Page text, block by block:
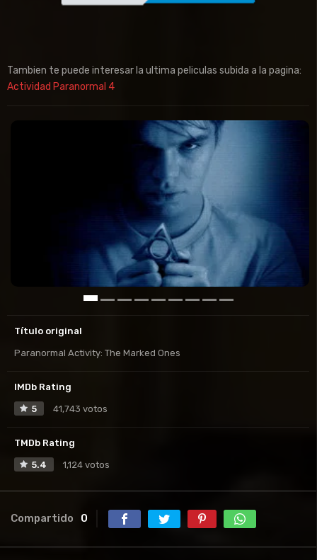
Tambien te puede interesar la ultima peliculas subida a la pagina:
Actividad Paranormal 4
Título original
Paranormal Activity: The Marked Ones
IMDb Rating
5 41,743 votos
TMDb Rating
5.4 1,124 votos
Compartido 0